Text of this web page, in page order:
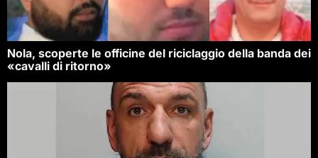
Nola, scoperte le officine del riciclaggio della banda dei
«cavalli di ritorno»